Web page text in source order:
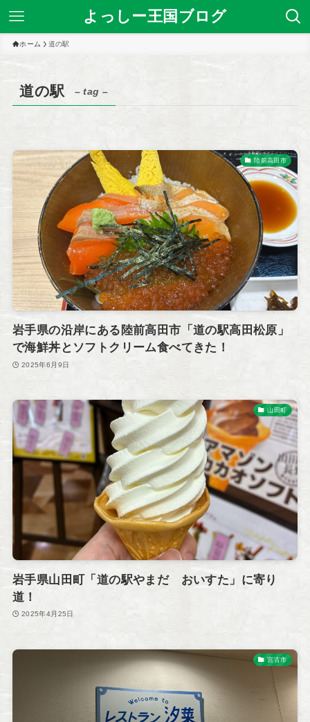
よっしー王国ブログ
ホーム 道の駅
道の駅 – tag –
陸前高田市
岩手県の沿岸にある陸前高田市「道の駅高田松原」
で海鮮丼とソフトクリーム食べてきた！
2025年6月9日
山田町
岩手県山田町「道の駅やまだ おいすた」に寄り
道！
2025年4月25日
宮古市